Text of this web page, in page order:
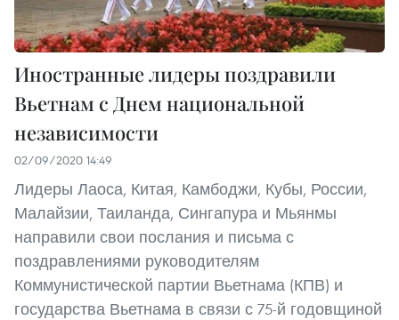
Иностранные лидеры поздравили
Вьетнам с Днем национальной
независимости
02/09/2020 14:49
Лидеры Лаоса, Китая, Камбоджи, Кубы, России,
Малайзии, Таиланда, Сингапура и Мьянмы
направили свои послания и письма с
поздравлениями руководителям
Коммунистической партии Вьетнама (КПВ) и
государства Вьетнама в связи с 75-й годовщиной